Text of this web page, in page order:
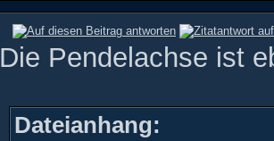
Die Pendelachse ist
Dateianhang: